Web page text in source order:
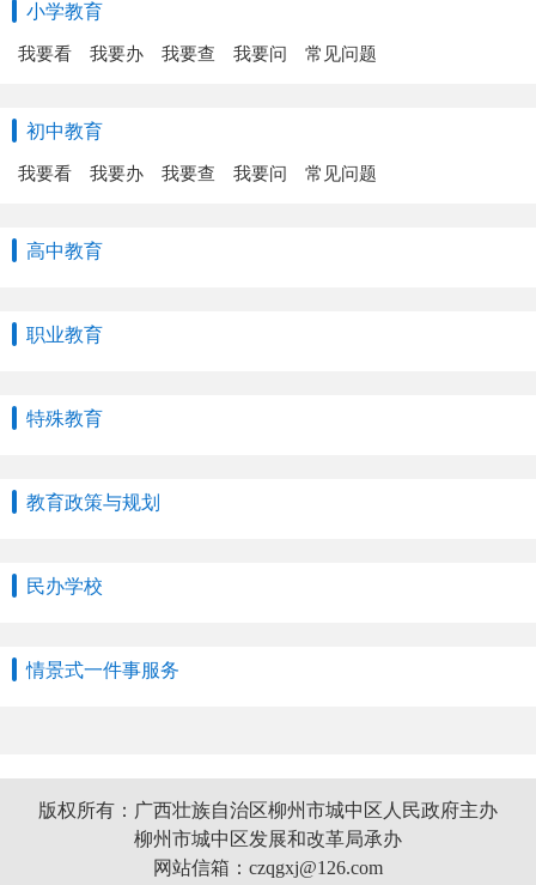
小学教育
我要看 我要办 我要查 我要问 常见问题
初中教育
我要看 我要办 我要查 我要问 常见问题
高中教育
职业教育
特殊教育
教育政策与规划
民办学校
情景式一件事服务
版权所有：广西壮族自治区柳州市城中区人民政府主办
柳州市城中区发展和改革局承办
网站信箱：czqgxj@126.com